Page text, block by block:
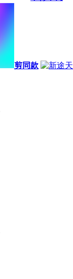
剪同款